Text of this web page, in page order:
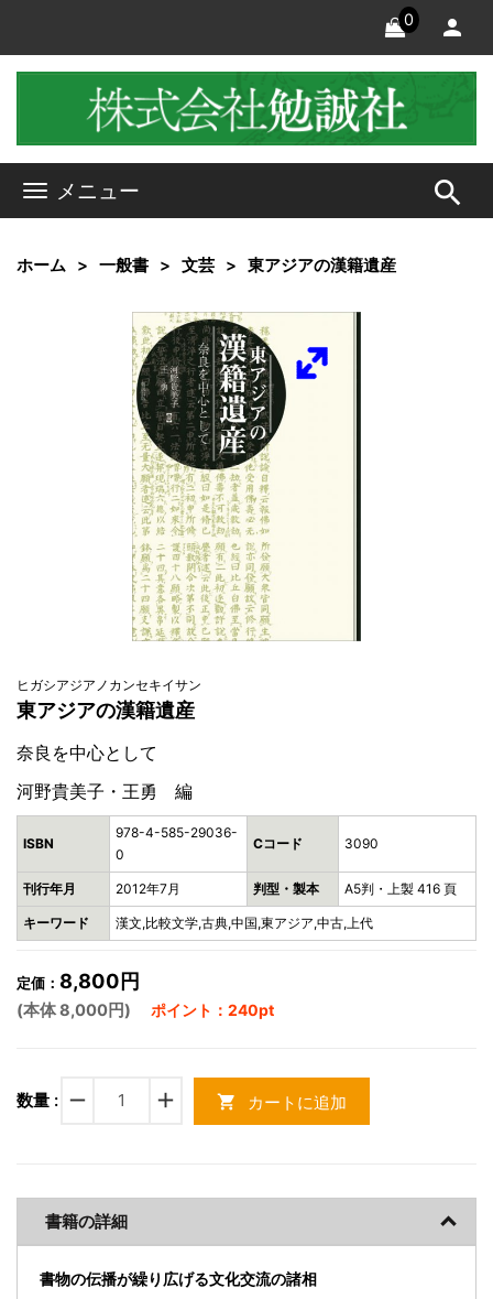
0
メニュー search
ホーム 一般書 文芸 東アジアの漢籍遺産
ヒガシアジアノカンセキイサン
東アジアの漢籍遺産
奈良を中心として
河野貴美子・王勇 編
ISBN
978-4-585-29036-
0
Cコード 3090
刊行年月 2012年7月 判型・製本 A5判・上製 416 頁
キーワード 漢文,比較文学,古典,中国,東アジア,中古,上代
定価： 8,800円
(本体 8,000円) ポイント：240pt
数量 : remove add shopping_cart カートに追加
書籍の詳細
書物の伝播が繰り広げる文化交流の諸相